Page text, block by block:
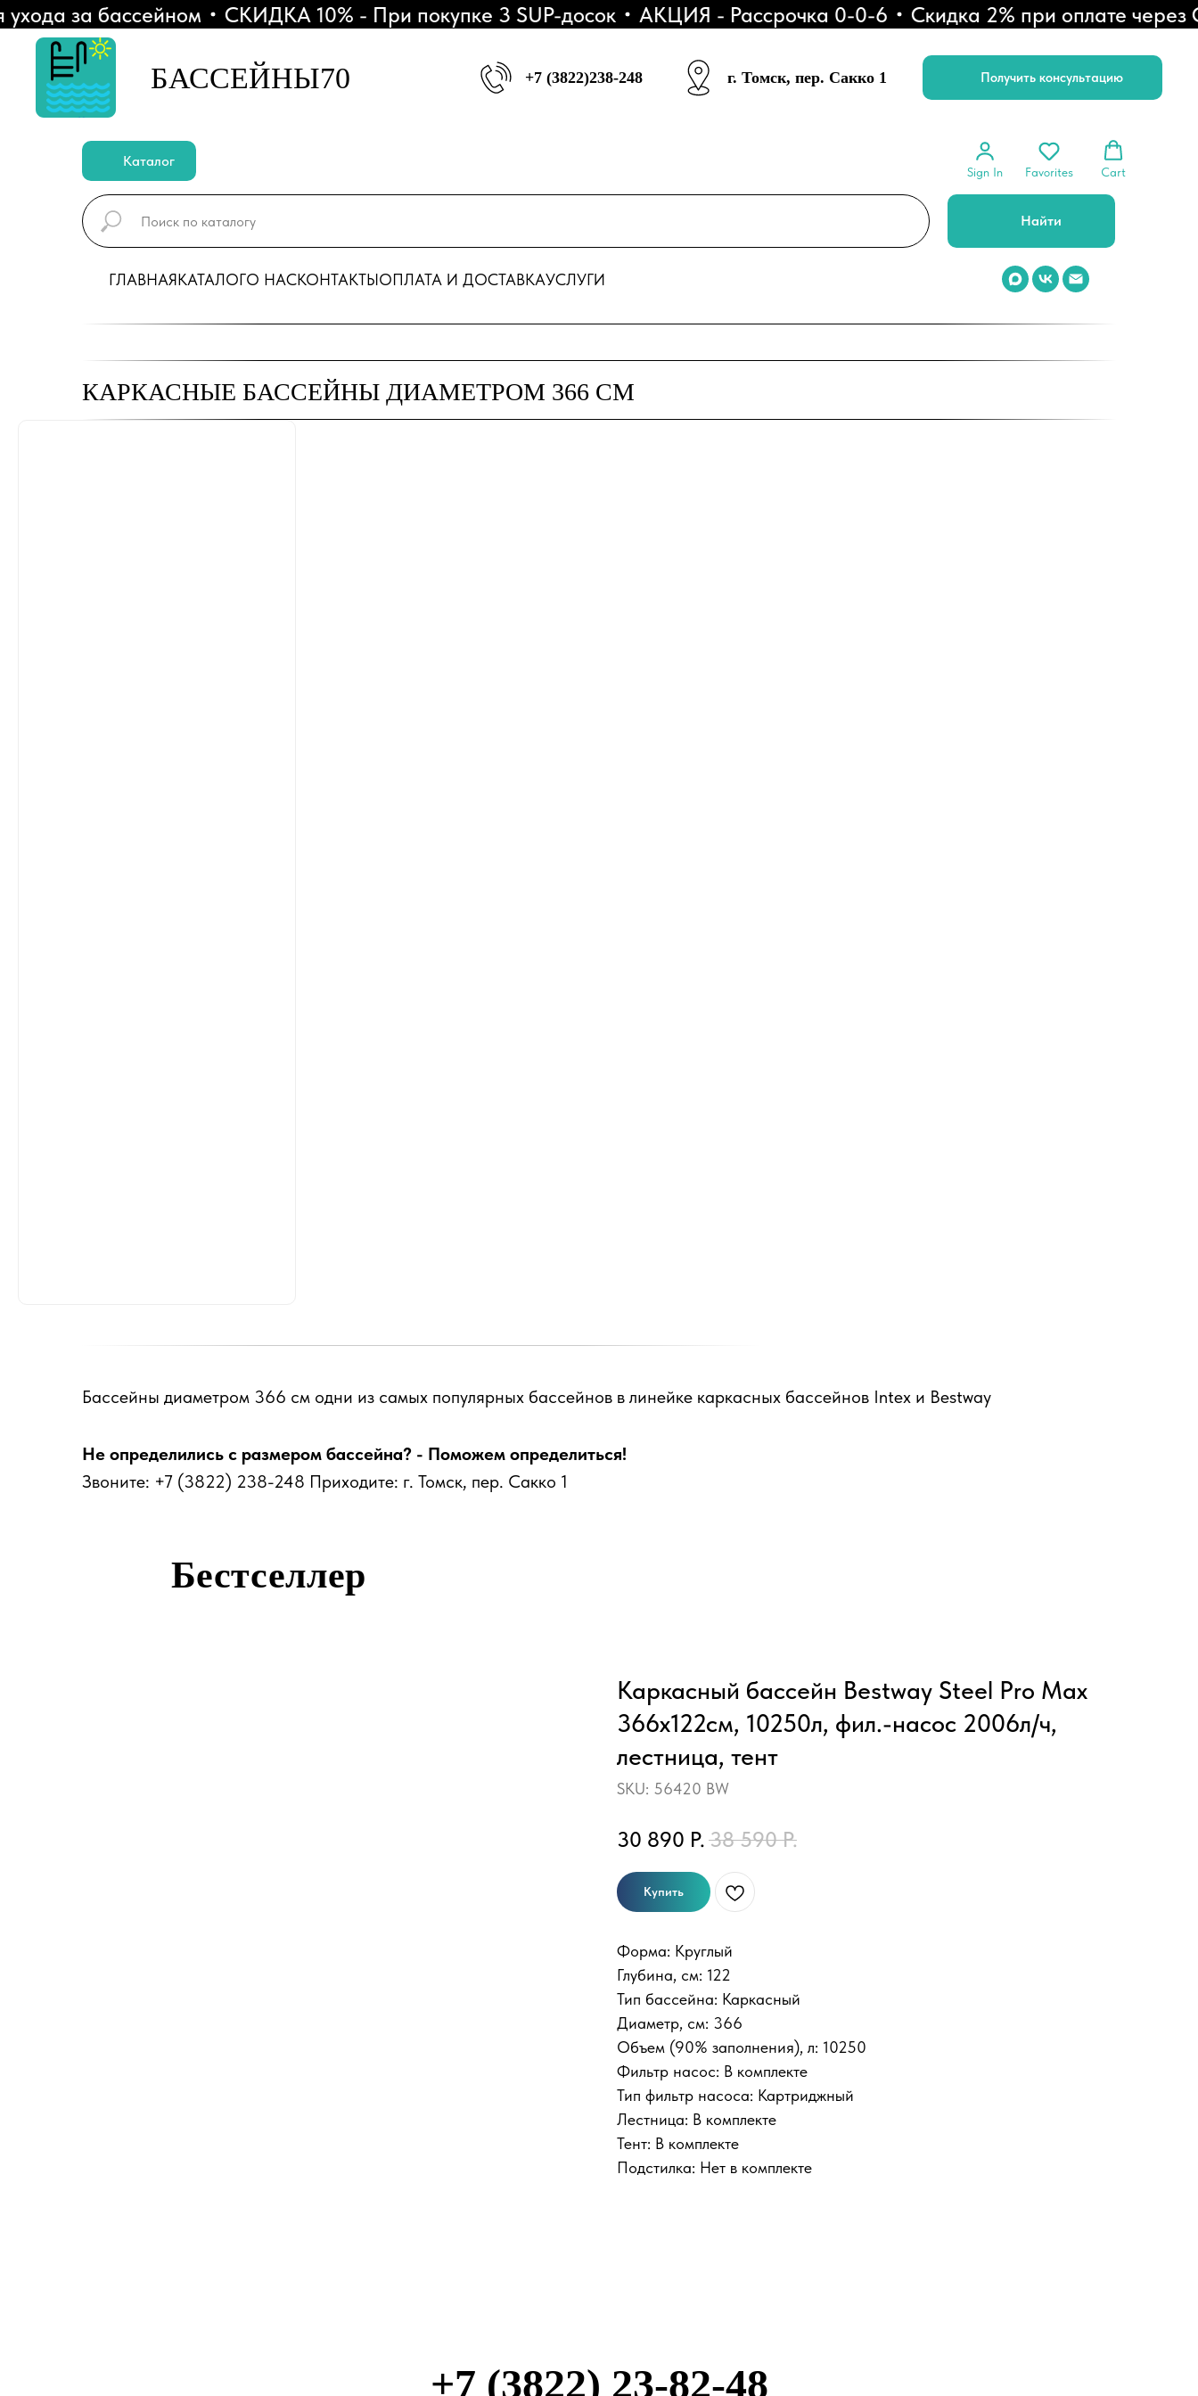
за бассейном СКИДКА 10% - При покупке 3 SUP-досок АКЦИЯ - Рассрочка 0-0-6 Скидка 2% при оплате через
БАССЕЙНЫ70 +7 (3822)238-248 г. Томск, пер. Сакко 1 Получить консультацию
Каталог
Sign In Favorites Cart
Найти
ГЛАВНАЯКАТАЛОГО НАСКОНТАКТЫОПЛАТА И ДОСТАВКАУСЛУГИ
КАРКАСНЫЕ БАССЕЙНЫ ДИАМЕТРОМ 366 СМ
Бассейны диаметром 366 см одни из самых популярных бассейнов в линейке каркасных бассейнов Intex и Bestway
Не определились с размером бассейна? - Поможем определиться!
Звоните: +7 (3822) 238-248 Приходите: г. Томск, пер. Сакко 1
Бестселлер
Каркасный бассейн Bestway Steel Pro Max
366х122см, 10250л, фил.-насос 2006л/ч,
лестница, тент
SKU: 56420 BW
30 890 Р. 38 590 Р.
Купить
Форма: Круглый
Глубина, см: 122
Тип бассейна: Каркасный
Диаметр, см: 366
Объем (90% заполнения), л: 10250
Фильтр насос: В комплекте
Тип фильтр насоса: Картриджный
Лестница: В комплекте
Тент: В комплекте
Подстилка: Нет в комплекте
+7 (3822) 23-82-48